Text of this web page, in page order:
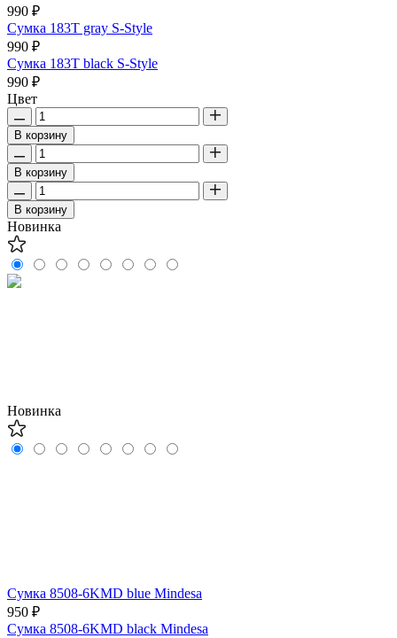
990 ₽
Сумка 183T gray S-Style
990 ₽
Сумка 183T black S-Style
990 ₽
Цвет
В корзину
В корзину
В корзину
Новинка
Новинка
Сумка 8508-6KMD blue Mindesa
950 ₽
Сумка 8508-6KMD black Mindesa